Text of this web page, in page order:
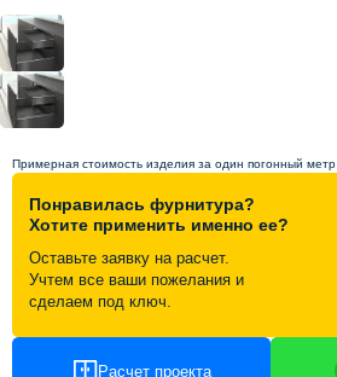
Портфолио
Видеоотзывы
Контакты
Примерная стоимость изделия за один погонный метр
Понравилась фурнитура?
Хотите применить именно ее?
Оставьте заявку на расчет.
Учтем все ваши пожелания и
сделаем под ключ.
Расчет проекта